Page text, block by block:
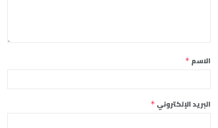
الاسم *
البريد الإلكتروني *